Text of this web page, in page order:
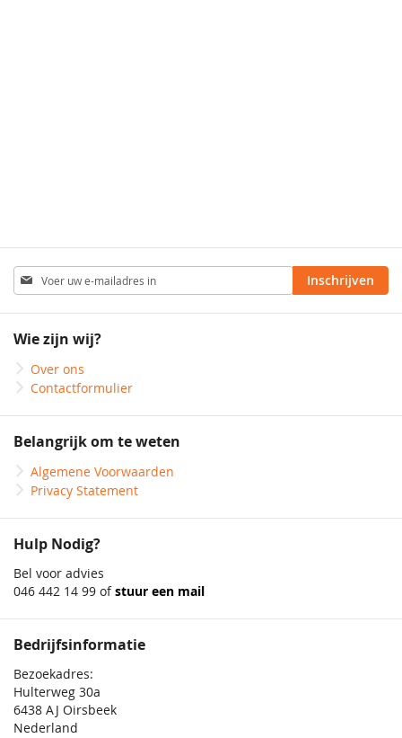
Abonneer
u
op
nieuwsbrief
Inschrijven
Wie zijn wij?
Over ons
Contactformulier
Belangrijk om te weten
Algemene Voorwaarden
Privacy Statement
Hulp Nodig?
Bel voor advies
046 442 14 99 ofstuur een mail
Bedrijfsinformatie
Bezoekadres:
Hulterweg 30a
6438 AJ Oirsbeek
Nederland